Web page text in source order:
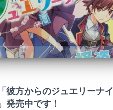
彼方からのジュエリーナイ
発売中です！